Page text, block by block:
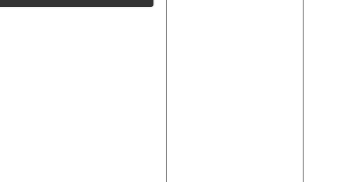
息子、三山凌輝がW不倫‼共演した久保史緒里と中村麗...